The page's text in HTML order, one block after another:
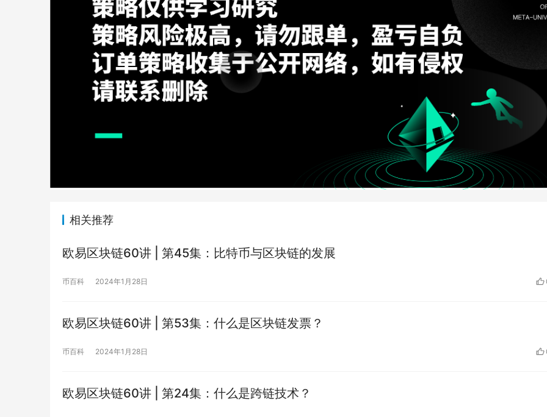
相关推荐
欧易区块链60讲 | 第45集：比特币与区块链的发展
币百科 2024年1月28日
欧易区块链60讲 | 第53集：什么是区块链发票？
币百科 2024年1月28日
欧易区块链60讲 | 第24集：什么是跨链技术？